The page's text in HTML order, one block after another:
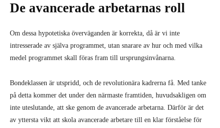
De avancerade arbetarnas roll
Om dessa hypotetiska överväganden är korrekta, då är vi inte
intresserade av själva programmet, utan snarare av hur och med vilka
medel programmet skall föras fram till ursprungsinvånarna.
Bondeklassen är utspridd, och de revolutionära kadrerna få. Med tanke
på detta kommer det under den närmaste framtiden, huvudsakligen om
inte uteslutande, att ske genom de avancerade arbetarna. Därför är det
av yttersta vikt att skola avancerade arbetare till en klar förståelse för